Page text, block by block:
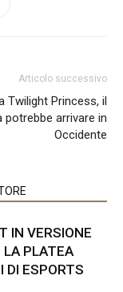
Articolo successivo
Twilight Princess, il
potrebbe arrivare in
Occidente
IN VERSIONE
LA PLATEA
DI ESPORTS